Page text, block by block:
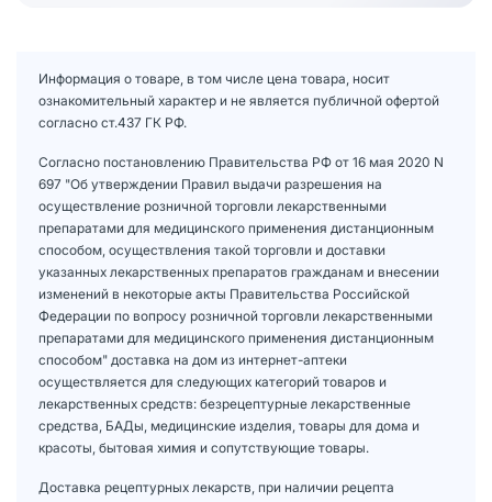
Информация о товаре, в том числе цена товара, носит
ознакомительный характер и не является публичной офертой
согласно ст.437 ГК РФ.
Согласно постановлению Правительства РФ от 16 мая 2020 N
697 "Об утверждении Правил выдачи разрешения на
осуществление розничной торговли лекарственными
препаратами для медицинского применения дистанционным
способом, осуществления такой торговли и доставки
указанных лекарственных препаратов гражданам и внесении
изменений в некоторые акты Правительства Российской
Федерации по вопросу розничной торговли лекарственными
препаратами для медицинского применения дистанционным
способом" доставка на дом из интернет-аптеки
осуществляется для следующих категорий товаров и
лекарственных средств: безрецептурные лекарственные
средства, БАДы, медицинские изделия, товары для дома и
красоты, бытовая химия и сопутствующие товары.
Доставка рецептурных лекарств, при наличии рецепта